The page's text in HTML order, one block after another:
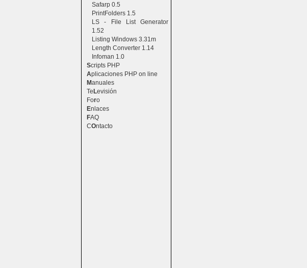
Safarp 0.5
PrintFolders 1.5
LS - File List Generator
1.52
Listing Windows 3.31m
Length Converter 1.14
Infoman 1.0
Scripts PHP
Aplicaciones PHP on line
Manuales
TeLevisión
Foro
Enlaces
FAQ
COntacto